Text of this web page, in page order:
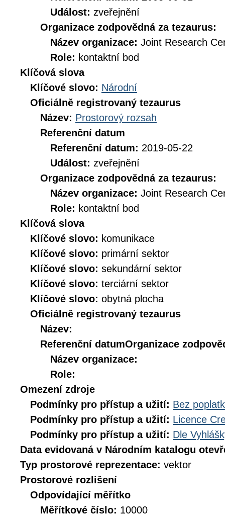
Událost: zveřejnění
Organizace zodpovědná za tezaurus:
Název organizace: Joint Research
Role: kontaktní bod
Klíčová slova
Klíčové slovo: Národní
Oficiálně registrovaný tezaurus
Název: Prostorový rozsah
Referenční datum
Referenční datum: 2019-05-22
Událost: zveřejnění
Organizace zodpovědná za tezaurus:
Název organizace: Joint Research
Role: kontaktní bod
Klíčová slova
Klíčové slovo: komunikace
Klíčové slovo: primární sektor
Klíčové slovo: sekundární sektor
Klíčové slovo: terciární sektor
Klíčové slovo: obytná plocha
Oficiálně registrovaný tezaurus
Název:
Referenční datumOrganizace
Název organizace:
Role:
Omezení zdroje
Podmínky pro přístup a užití: Bez
Podmínky pro přístup a užití: Licence
Podmínky pro přístup a užití: Dle
Data evidovaná v Národním katalogu
Typ prostorové reprezentace: vektor
Prostorové rozlišení
Odpovídající měřítko
Měřítkové číslo: 10000